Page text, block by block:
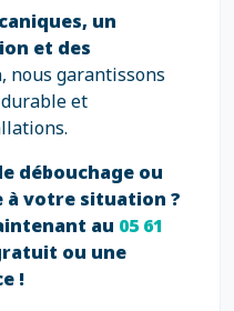
un
et des
, nous garantissons
et
débouchage ou
à votre situation ?
au 05 61
ou une
!